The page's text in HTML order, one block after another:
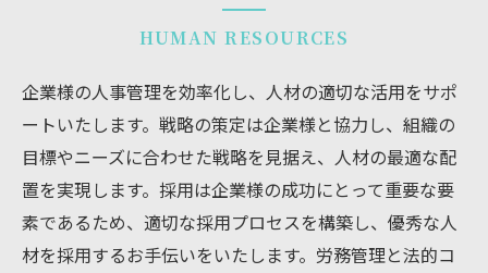
HUMAN RESOURCES
企業様の人事管理を効率化し、人材の適切な活用をサポ
ートいたします。戦略の策定は企業様と協力し、組織の
目標やニーズに合わせた戦略を見据え、人材の最適な配
置を実現します。採用は企業様の成功にとって重要な要
素であるため、適切な採用プロセスを構築し、優秀な人
材を採用するお手伝いをいたします。労務管理と法的コ